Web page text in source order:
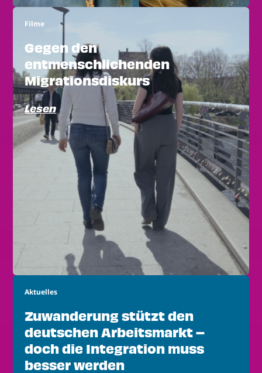
Filme
Gegen den
entmenschlichenden
Migrationsdiskurs
Lesen
Aktuelles
Zuwanderung stützt den
deutschen Arbeitsmarkt –
doch die Integration muss
besser werden